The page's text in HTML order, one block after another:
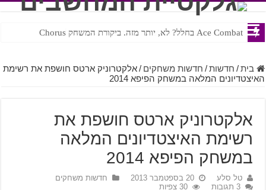
Ace Combat בחלל? לא, יותר מזה. ביקורת המשחק Chorus
Steven Universe והשירים שתורגמו בצורה נוראית לעברית
בית / חדשות / חדשות משחקים / אלקטרוניק ארטס חושפת את רשימת
האיצטדיונים המלאה במשחק הפיפא 2014
אלקטרוניק ארטס חושפת את
רשימת האיצטדיונים המלאה
במשחק הפיפא 2014
טל סלע 20 בספטמבר 2013
חדשות משחקים
3 תגובות
30 צפיות